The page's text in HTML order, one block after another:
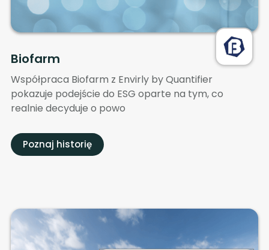
Biofarm
Współpraca Biofarm z Envirly by Quantifier
pokazuje podejście do ESG oparte na tym, co
realnie decyduje o powo
Poznaj historię